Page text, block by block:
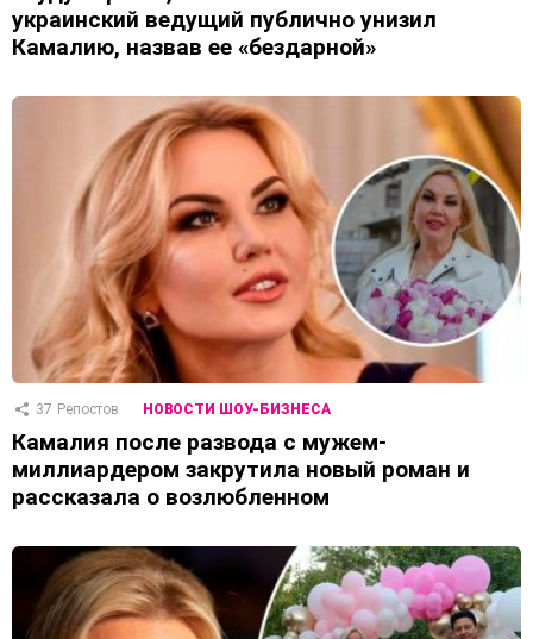
украинский ведущий публично унизил
Камалию, назвав ее «бездарной»
37 Репостов НОВОСТИ ШОУ-БИЗНЕСА
Камалия после развода с мужем-
миллиардером закрутила новый роман и
рассказала о возлюбленном